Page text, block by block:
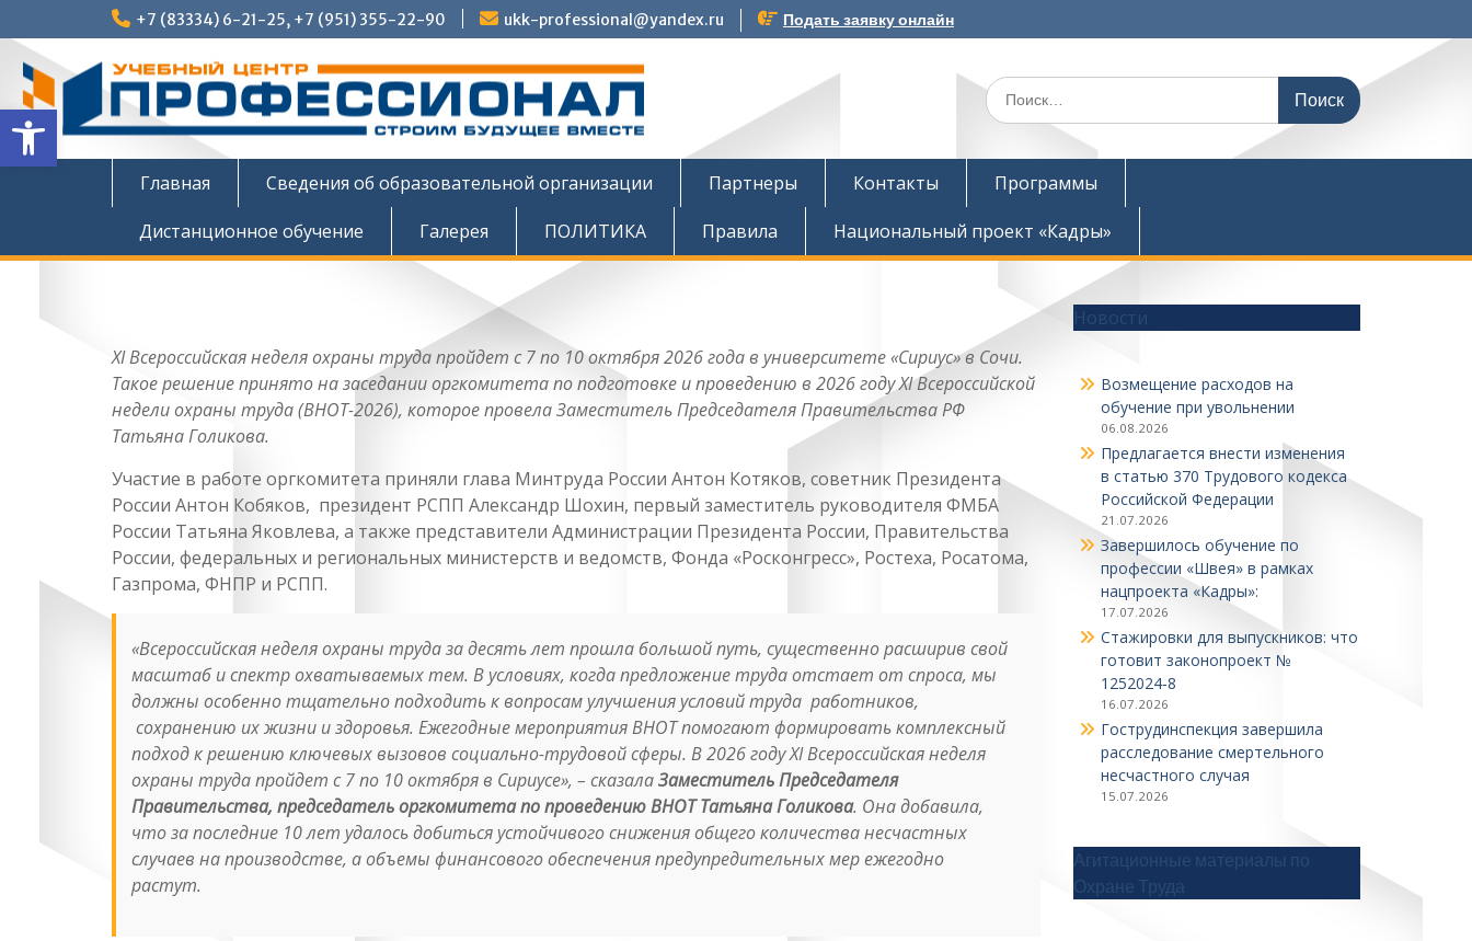
Открыть панель инструментов
к
содержимому
+7 (83334) 6-21-25, +7 (951) 355-22-90 ukk-professional@yandex.ru Подать заявку онлайн
Поиск
по:
Главная Сведения об образовательной организации Партнеры Контакты
Программы
Дистанционное обучение
Галерея ПОЛИТИКА Правила Национальный проект «Кадры»
XIВсероссийская неделя охраны труда пройдет с 7 по 10 октября 2026 года в университете «Сириус» в Сочи.
Такое решение принято на заседании оргкомитета по подготовке и проведению в 2026 году XIВсероссийской
недели охраны труда (ВНОТ-2026), которое провела Заместитель Председателя Правительства РФ
Татьяна Голикова.
Участие в работе оргкомитета приняли глава Минтруда России Антон Котяков, советник Президента
России Антон Кобяков, президент РСПП Александр Шохин, первый заместитель руководителя ФМБА
России Татьяна Яковлева, а также представители Администрации Президента России, Правительства
России, федеральных и региональных министерств и ведомств, Фонда «Росконгресс», Ростеха, Росатома,
Газпрома, ФНПР и РСПП.
«Всероссийская неделя охраны труда за десять лет прошла большой путь, существенно расширив свой
масштаб и спектр охватываемых тем. В условиях, когда предложение труда отстает от спроса, мы
должны особенно тщательно подходить к вопросам улучшения условий труда работников,
сохранению их жизни и здоровья. Ежегодные мероприятия ВНОТ помогают формировать комплексный
подход к решению ключевых вызовов социально-трудовой сферы. В 2026 году XI Всероссийская неделя
охраны труда пройдет с 7 по 10 октября в Сириусе», – сказалаЗаместитель Председателя
Правительства, председатель оргкомитета по проведению ВНОТ Татьяна Голикова. Она добавила,
что за последние 10 лет удалось добиться устойчивого снижения общего количества несчастных
случаев на производстве, а объемы финансового обеспечения предупредительных мер ежегодно
растут.
Новости
Возмещение расходов на
обучение при увольнении
06.08.2026
Предлагается внести изменения
в статью 370 Трудового кодекса
Российской Федерации
21.07.2026
Завершилось обучение по
профессии «Швея» в рамках
нацпроекта «Кадры»:
17.07.2026
Стажировки для выпускников: что
готовит законопроект №
1252024‑8
16.07.2026
Гострудинспекция завершила
расследование смертельного
несчастного случая
15.07.2026
Агитационные материалы по
Охране Труда